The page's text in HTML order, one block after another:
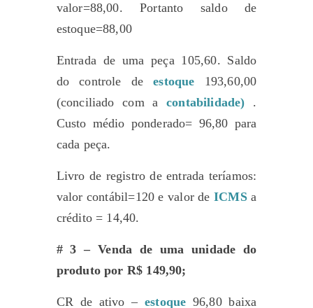
valor=88,00. Portanto saldo de
estoque=88,00
Entrada de uma peça 105,60. Saldo
do controle deestoque 193,60,00
(conciliado com acontabilidade) .
Custo médio ponderado= 96,80 para
cada peça.
Livro de registro de entrada teríamos:
valor contábil=120 e valor deICMSa
crédito = 14,40.
# 3 – Venda de uma unidade do
produto por R$ 149,90;
CR de ativo – estoque 96,80 baixa